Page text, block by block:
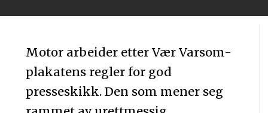
Motor arbeider etter Vær Varsom-
plakatens regler for god
presseskikk. Den som mener seg